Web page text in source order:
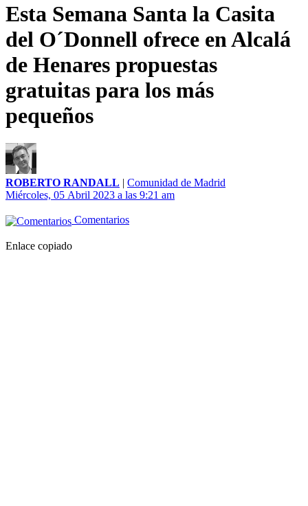
Esta Semana Santa la Casita
del O´Donnell ofrece en Alcalá
de Henares propuestas
gratuitas para los más
pequeños
ROBERTO RANDALL | Comunidad de Madrid
Miércoles, 05 Abril 2023 a las 9:21 am
Comentarios
Enlace copiado